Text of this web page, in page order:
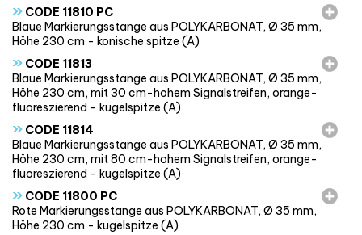
» CODE 11810 PC
Blaue Markierungsstange aus POLYKARBONAT, Ø 35 mm,
Höhe 230 cm - konische spitze (A)
» CODE 11813
Blaue Markierungsstange aus POLYKARBONAT, Ø 35 mm,
Höhe 230 cm, mit 30 cm-hohem Signalstreifen, orange-
fluoreszierend - kugelspitze (A)
» CODE 11814
Blaue Markierungsstange aus POLYKARBONAT, Ø 35 mm,
Höhe 230 cm, mit 80 cm-hohem Signalstreifen, orange-
fluoreszierend - kugelspitze (A)
» CODE 11800 PC
Rote Markierungsstange aus POLYKARBONAT, Ø 35 mm,
Höhe 230 cm - kugelspitze (A)